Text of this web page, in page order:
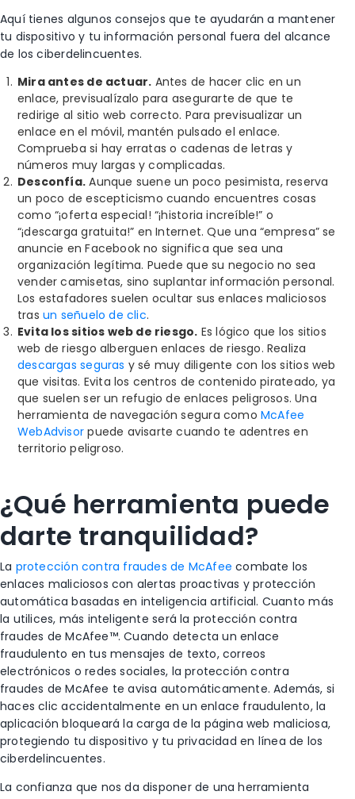
Aquí tienes algunos consejos que te ayudarán a mantener
tu dispositivo y tu información personal fuera del alcance
de los ciberdelincuentes.
Mira antes de actuar. Antes de hacer clic en un
enlace, previsualízalo para asegurarte de que te
redirige al sitio web correcto. Para previsualizar un
enlace en el móvil, mantén pulsado el enlace.
Comprueba si hay erratas o cadenas de letras y
números muy largas y complicadas.
Desconfía. Aunque suene un poco pesimista, reserva
un poco de escepticismo cuando encuentres cosas
como “¡oferta especial! “¡historia increíble!” o
“¡descarga gratuita!” en Internet. Que una “empresa” se
anuncie en Facebook no significa que sea una
organización legítima. Puede que su negocio no sea
vender camisetas, sino suplantar información personal.
Los estafadores suelen ocultar sus enlaces maliciosos
trasun señuelo de clic.
Evita los sitios web de riesgo. Es lógico que los sitios
web de riesgo alberguen enlaces de riesgo. Realiza
descargas seguras y sé muy diligente con los sitios web
que visitas. Evita los centros de contenido pirateado, ya
que suelen ser un refugio de enlaces peligrosos. Una
herramienta de navegación segura como McAfee
WebAdvisor puede avisarte cuando te adentres en
territorio peligroso.
¿Qué herramienta puede
darte tranquilidad?
La protección contra fraudes de McAfee combate los
enlaces maliciosos con alertas proactivas y protección
automática basadas en inteligencia artificial. Cuanto más
la utilices, más inteligente será la protección contra
fraudes de McAfee™. Cuando detecta un enlace
fraudulento en tus mensajes de texto, correos
electrónicos o redes sociales, la protección contra
fraudes de McAfee te avisa automáticamente. Además, si
haces clic accidentalmente en un enlace fraudulento, la
aplicación bloqueará la carga de la página web maliciosa,
protegiendo tu dispositivo y tu privacidad en línea de los
ciberdelincuentes.
La confianza que nos da disponer de una herramienta